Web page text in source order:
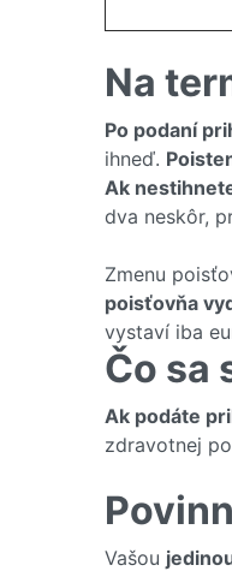
Na
Po podaní
ihneď.
Ak
dva neskôr,
Zmenu
poisťovňa
vystaví iba
Čo sa
Ak podáte
zdravotnej
Vašou